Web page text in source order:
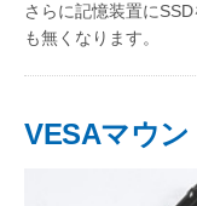
さらに記憶装置に
も無くなります。
VESAマウ